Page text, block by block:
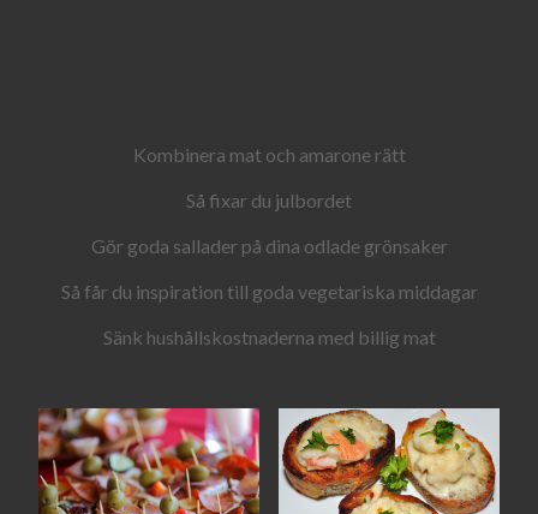
Kombinera mat och amarone rätt
Så fixar du julbordet
Gör goda sallader på dina odlade grönsaker
Så får du inspiration till goda vegetariska middagar
Sänk hushållskostnaderna med billig mat